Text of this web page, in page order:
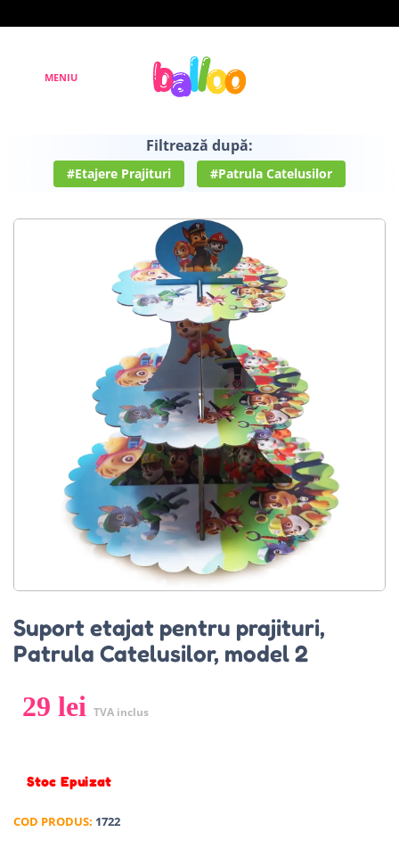
Filtrează după:
#Etajere Prajituri #Patrula Catelusilor
Suport etajat pentru prajituri,
Patrula Catelusilor, model 2
29 lei TVA inclus
Stoc Epuizat
COD PRODUS: 1722